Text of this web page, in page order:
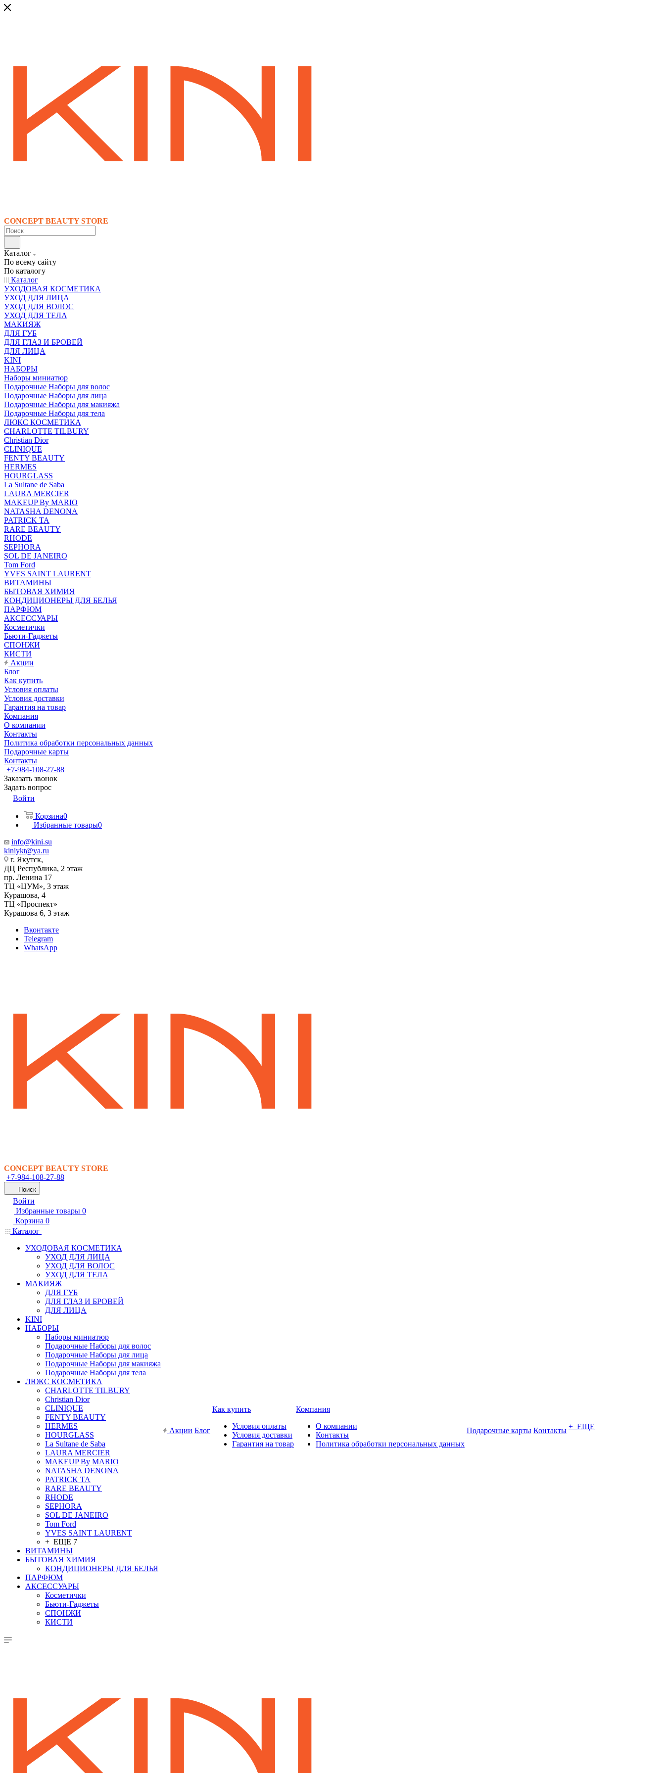
CONCEPT BEAUTY STORE
Каталог
По всему сайту
По каталогу
Каталог
УХОДОВАЯ КОСМЕТИКА
УХОД ДЛЯ ЛИЦА
УХОД ДЛЯ ВОЛОС
УХОД ДЛЯ ТЕЛА
МАКИЯЖ
ДЛЯ ГУБ
ДЛЯ ГЛАЗ И БРОВЕЙ
ДЛЯ ЛИЦА
KINI
НАБОРЫ
Наборы миниатюр
Подарочные Наборы для волос
Подарочные Наборы для лица
Подарочные Наборы для макияжа
Подарочные Наборы для тела
ЛЮКС КОСМЕТИКА
CHARLOTTE TILBURY
Christian Dior
CLINIQUE
FENTY BEAUTY
HERMES
HOURGLASS
La Sultane de Saba
LAURA MERCIER
MAKEUP By MARIO
NATASHA DENONA
PATRICK TA
RARE BEAUTY
RHODE
SEPHORA
SOL DE JANEIRO
Tom Ford
YVES SAINT LAURENT
ВИТАМИНЫ
БЫТОВАЯ ХИМИЯ
КОНДИЦИОНЕРЫ ДЛЯ БЕЛЬЯ
ПАРФЮМ
АКСЕССУАРЫ
Косметички
Бьюти-Гаджеты
СПОНЖИ
КИСТИ
Акции
Блог
Как купить
Условия оплаты
Условия доставки
Гарантия на товар
Компания
О компании
Контакты
Политика обработки персональных данных
Подарочные карты
Контакты
+7-984-108-27-88
Заказать звонок
Задать вопрос
Войти
Корзина0
Избранные товары0
info@kini.su
kiniykt@ya.ru
г. Якутск, ​‌
ДЦ Республика, 2 этаж
‌‌пр. Ленина 17
‌ТЦ «ЦУМ», 3 этаж
‌Курашова, 4
ТЦ «Проспект»
Курашова 6, 3 этаж
Вконтакте
Telegram
WhatsApp
CONCEPT BEAUTY STORE
+7-984-108-27-88
Поиск
Войти
Избранные товары 0
Корзина 0
Каталог
УХОДОВАЯ КОСМЕТИКА
УХОД ДЛЯ ЛИЦА
УХОД ДЛЯ ВОЛОС
УХОД ДЛЯ ТЕЛА
МАКИЯЖ
ДЛЯ ГУБ
ДЛЯ ГЛАЗ И БРОВЕЙ
ДЛЯ ЛИЦА
KINI
НАБОРЫ
Наборы миниатюр
Подарочные Наборы для волос
Подарочные Наборы для лица
Подарочные Наборы для макияжа
Подарочные Наборы для тела
ЛЮКС КОСМЕТИКА
CHARLOTTE TILBURY
Christian Dior
CLINIQUE
FENTY BEAUTY
HERMES
HOURGLASS
La Sultane de Saba
LAURA MERCIER
MAKEUP By MARIO
NATASHA DENONA
PATRICK TA
RARE BEAUTY
RHODE
SEPHORA
SOL DE JANEIRO
Tom Ford
YVES SAINT LAURENT
+ ЕЩЕ 7
ВИТАМИНЫ
БЫТОВАЯ ХИМИЯ
КОНДИЦИОНЕРЫ ДЛЯ БЕЛЬЯ
ПАРФЮМ
АКСЕССУАРЫ
Косметички
Бьюти-Гаджеты
СПОНЖИ
КИСТИ
Акции Блог
Как купить
Условия оплаты
Условия доставки
Гарантия на товар
Компания
О компании
Контакты
Политика обработки персональных данных
Подарочные карты Контакты + ЕЩЕ